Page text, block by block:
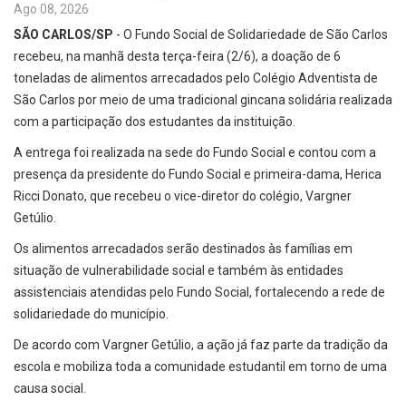
Ago 08, 2026
SÃO CARLOS/SP - O Fundo Social de Solidariedade de São Carlos
recebeu, na manhã desta terça-feira (2/6), a doação de 6
toneladas de alimentos arrecadados pelo Colégio Adventista de
São Carlos por meio de uma tradicional gincana solidária realizada
com a participação dos estudantes da instituição.
A entrega foi realizada na sede do Fundo Social e contou com a
presença da presidente do Fundo Social e primeira-dama, Herica
Ricci Donato, que recebeu o vice-diretor do colégio, Vargner
Getúlio.
Os alimentos arrecadados serão destinados às famílias em
situação de vulnerabilidade social e também às entidades
assistenciais atendidas pelo Fundo Social, fortalecendo a rede de
solidariedade do município.
De acordo com Vargner Getúlio, a ação já faz parte da tradição da
escola e mobiliza toda a comunidade estudantil em torno de uma
causa social.